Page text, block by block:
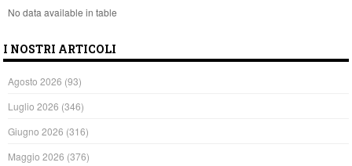
No data available in table
I NOSTRI ARTICOLI
Agosto 2026 (93)
Luglio 2026 (346)
Giugno 2026 (316)
Maggio 2026 (376)